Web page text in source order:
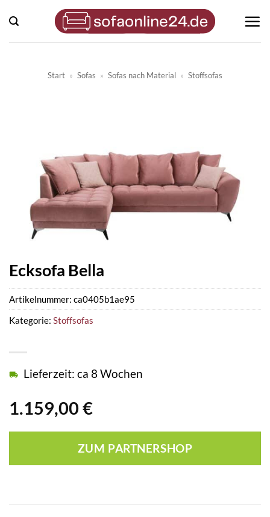
Inhalt
springen
Start » Sofas » Sofas nach Material » Stoffsofas
Ecksofa Bella
1.159,00 €
Lieferzeit: ca 8 Wochen
ZUM PARTNERSHOP
Artikelnummer: ca0405b1ae95
Kategorie: Stoffsofas